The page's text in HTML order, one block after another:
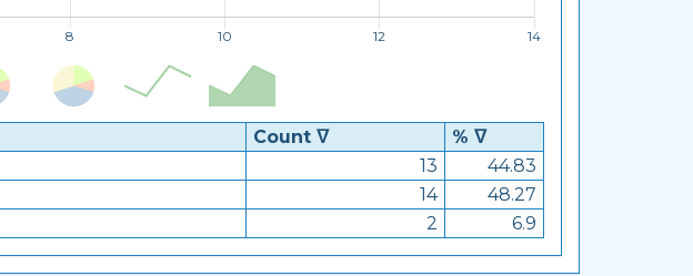
Count ᐁ
% ᐁ
13
44.83
14
48.27
2 6.9